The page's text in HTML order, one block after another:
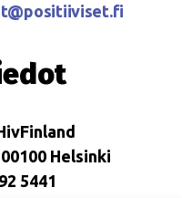
Helsinki
5441